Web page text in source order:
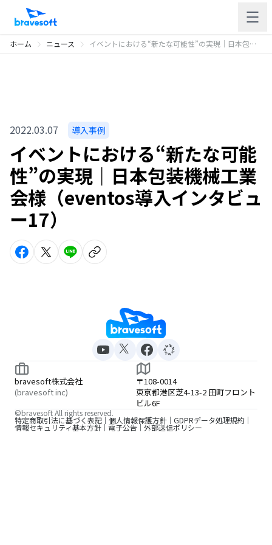
ホーム ニュース イベントにおける“新たな可能性”の実現｜日本包装機械工業会様（eventos導入インタビュー17）
2022.03.07 導入事例
イベントにおける“新たな可能
性”の実現｜日本包装機械工業
会様（eventos導入インタビュ
ー17）
bravesoft株式会社
(bravesoft inc)
〒108-0014
東京都港区芝4-13-2 田町フロント
ビル6F
特定商取引法に基づく表記 個人情報保護方針 GDPRデータ処理規約
情報セキュリティ基本方針 電子公告 外部送信ポリシー
©bravesoft All rights reserved.